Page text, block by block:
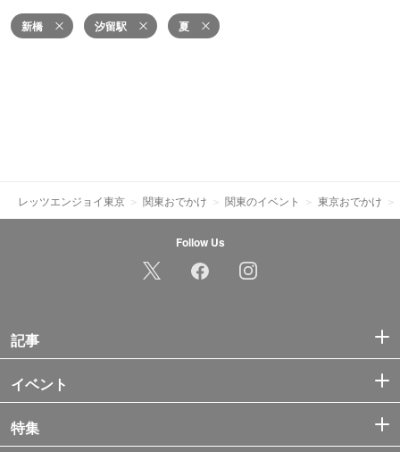
新橋 汐留駅 夏
レッツエンジョイ東京 関東おでかけ 関東のイベント 東京おでかけ
Follow Us
記事
イベント
特集